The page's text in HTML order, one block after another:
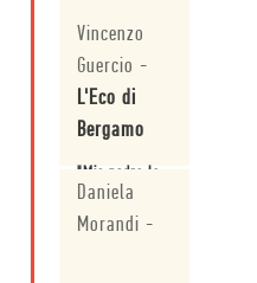
Vincenzo
Guercio -
L'Eco di
Bergamo
"Mio padre la
rivoluzione"
tra i cinque
libri finalisti
Daniela
Morandi -